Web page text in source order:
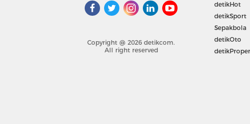
Copyright @ 2026 detikcom.
All right reserved
detikHot
detikSport
Sepakbola
detikOto